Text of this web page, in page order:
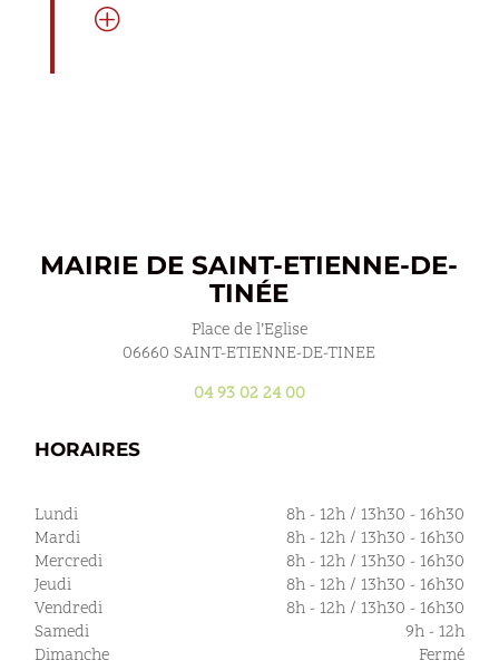
P
MAIRIE DE SAINT-ETIENNE-DE-
TINÉE
Place de l’Eglise
06660 SAINT-ETIENNE-DE-TINEE
04 93 02 24 00
HORAIRES
Lundi
8h - 12h / 13h30 - 16h30
Mardi
8h - 12h / 13h30 - 16h30
Mercredi
8h - 12h / 13h30 - 16h30
Jeudi
8h - 12h / 13h30 - 16h30
Vendredi
8h - 12h / 13h30 - 16h30
Samedi
9h - 12h
Dimanche
Fermé